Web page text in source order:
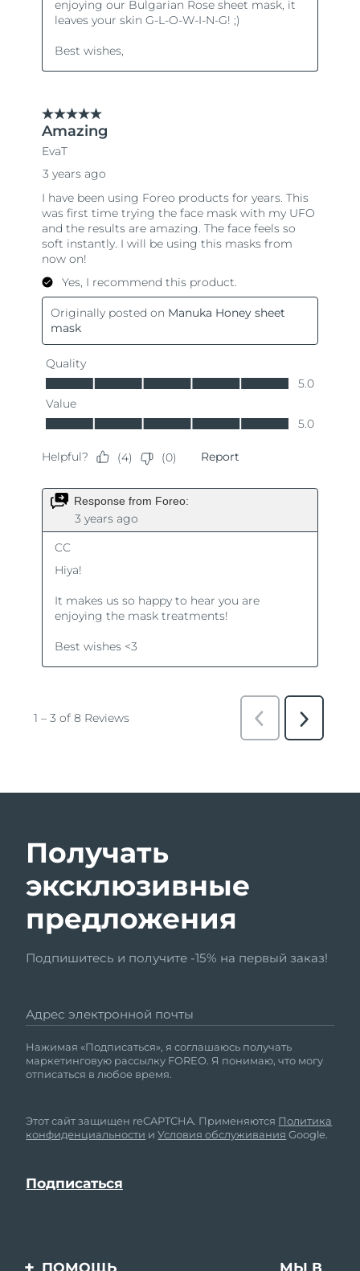
Получать
эксклюзивные
предложения
Подпишитесь и получите -15% на первый заказ!
Адрес электронной почты
Нажимая «Подписаться», я соглашаюсь получать
маркетинговую рассылку FOREO. Я понимаю, что могу
отписаться в любое время.
Этот сайт защищен reCAPTCHA. Применяются Политика
конфиденциальности иУсловия обслуживания Google.
ПОМОЩЬ МЫ В